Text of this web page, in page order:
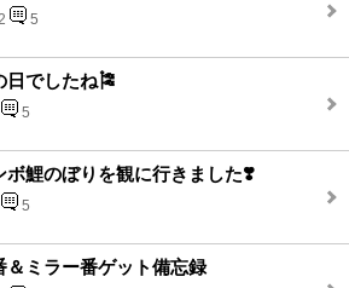
5
日でしたね🎏
5
ボ鯉のぼりを観に行きました❣️
5
＆ミラー番ゲット備忘録